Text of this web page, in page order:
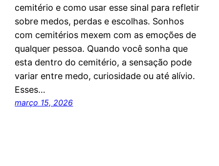
cemitério e como usar esse sinal para refletir
sobre medos, perdas e escolhas. Sonhos
com cemitérios mexem com as emoções de
qualquer pessoa. Quando você sonha que
esta dentro do cemitério, a sensação pode
variar entre medo, curiosidade ou até alívio.
Esses…
março 15, 2026